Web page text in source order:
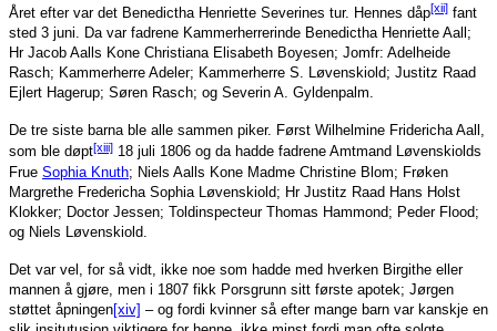
Året efter var det Benedictha Henriette Severines tur. Hennes dåp[xii] fant
sted 3 juni. Da var fadrene Kammerherrerinde Benedictha Henriette Aall;
Hr Jacob Aalls Kone Christiana Elisabeth Boyesen; Jomfr: Adelheide
Rasch; Kammerherre Adeler; Kammerherre S. Løvenskiold; Justitz Raad
Ejlert Hagerup; Søren Rasch; og Severin A. Gyldenpalm.
De tre siste barna ble alle sammen piker. Først Wilhelmine Fridericha Aall,
som ble døpt[xiii] 18 juli 1806 og da hadde fadrene Amtmand Løvenskiolds
Frue Sophia Knuth; Niels Aalls Kone Madme Christine Blom; Frøken
Margrethe Fredericha Sophia Løvenskiold; Hr Justitz Raad Hans Holst
Klokker; Doctor Jessen; Toldinspecteur Thomas Hammond; Peder Flood;
og Niels Løvenskiold.
Det var vel, for så vidt, ikke noe som hadde med hverken Birgithe eller
mannen å gjøre, men i 1807 fikk Porsgrunn sitt første apotek; Jørgen
støttet åpningen[xiv] – og fordi kvinner så efter mange barn var kanskje en